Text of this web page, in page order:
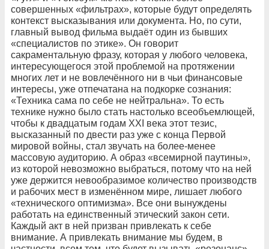
совершенных «фильтрах», которые будут определять
контекст высказывания или документа. Но, по сути,
главный вывод фильма выдаёт один из бывших
«специалистов по этике». Он говорит
сакраментальную фразу, которая у любого человека,
интересующегося этой проблемой на протяжении
многих лет и не вовлечённого ни в чьи финансовые
интересы, уже отпечатана на подкорке сознания:
«Техника сама по себе не нейтральна». То есть
технике нужно было стать настолько всеобъемлющей,
чтобы к двадцатым годам ХХI века этот тезис,
высказанный по двести раз уже с конца Первой
мировой войны, стал звучать на более-менее
массовую аудиторию. А образ «всемирной паутины»,
из которой невозможно выбраться, потому что на ней
уже держится невообразимое количество производств
и рабочих мест в изменённом мире, лишает любого
«технического оптимизма». Все они вынуждены
работать на единственный этический закон сети.
Каждый акт в ней призван привлекать к себе
внимание. А привлекать внимание мы будем, в